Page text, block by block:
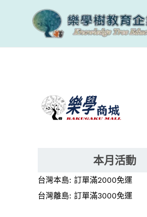
要
本月活動
台灣本島: 訂單滿2000免運
台灣離島: 訂單滿3000免運